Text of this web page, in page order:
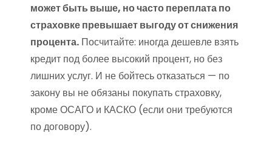
может быть выше, но часто переплата по
страховке превышает выгоду от снижения
процента. Посчитайте: иногда дешевле взять
кредит под более высокий процент, но без
лишних услуг. И не бойтесь отказаться — по
закону вы не обязаны покупать страховку,
кроме ОСАГО и КАСКО (если они требуются
по договору).